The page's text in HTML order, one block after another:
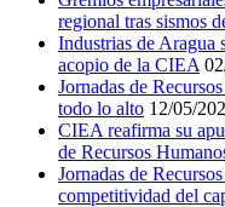
regional tras sismos
Industrias de Aragua
acopio de la CIEA
Jornadas de
todo lo alto 12/05/
CIEA reafirma su
de Recursos
Jornadas de
competitividad del